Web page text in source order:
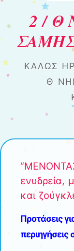
2 / Θ
ΚΑΛΏΣ
Θ
ενυδρεία,
και
Προτάσεις
περιηγήσεις